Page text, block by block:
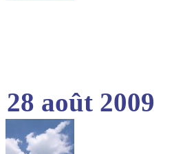
28 août 2009